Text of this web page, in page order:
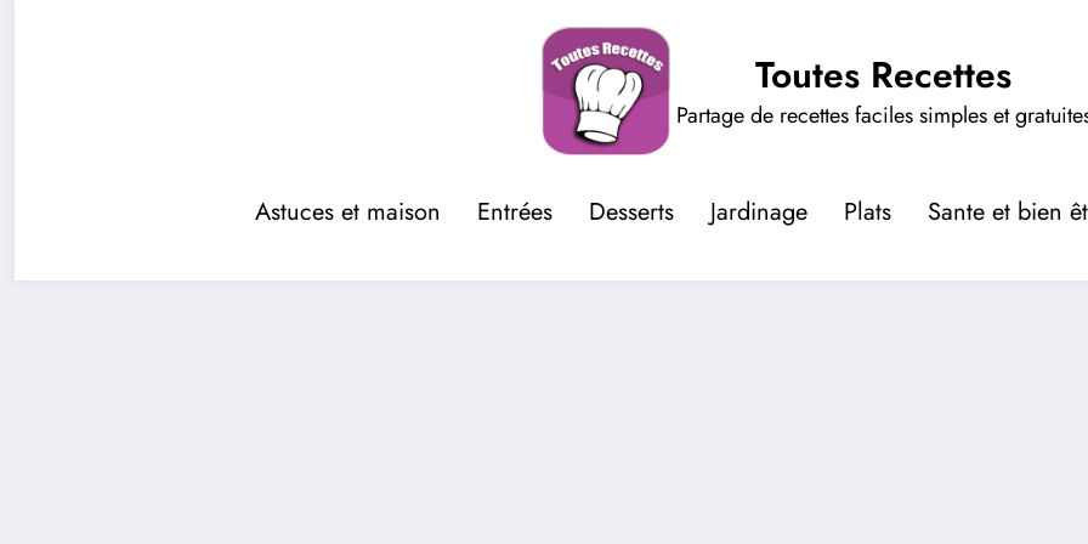
Toutes Recettes
Partage de recettes faciles simples et
Astuces et maison Entrées Desserts Jardinage Plats Sante et bien